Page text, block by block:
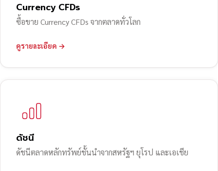
Currency CFDs
ซื้อขาย Currency CFDs จากตลาดทั่วโลก
ดูรายละเอียด →
ดัชนี
ดัชนีตลาดหลักทรัพย์ชั้นนำจากสหรัฐฯ ยุโรป และเอเชีย